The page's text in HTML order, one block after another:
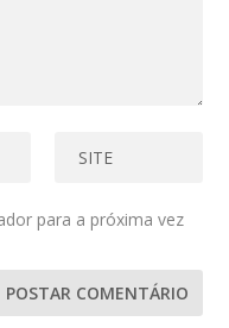
para a próxima vez